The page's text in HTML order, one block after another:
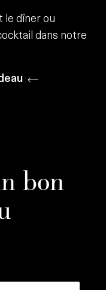
le dîner ou
dans notre
bon